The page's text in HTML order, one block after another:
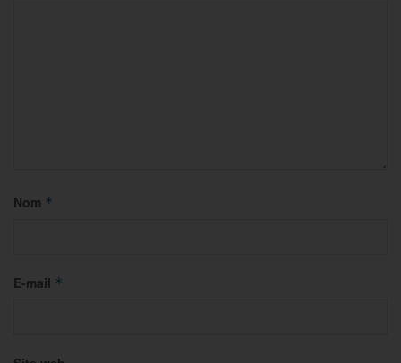
Nom *
E-mail *